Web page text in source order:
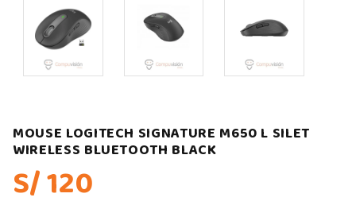
MOUSE LOGITECH SIGNATURE M650 L SILET
WIRELESS BLUETOOTH BLACK
S/ 120